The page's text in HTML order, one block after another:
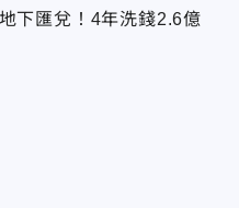
下匯兌！4年洗錢2.6億